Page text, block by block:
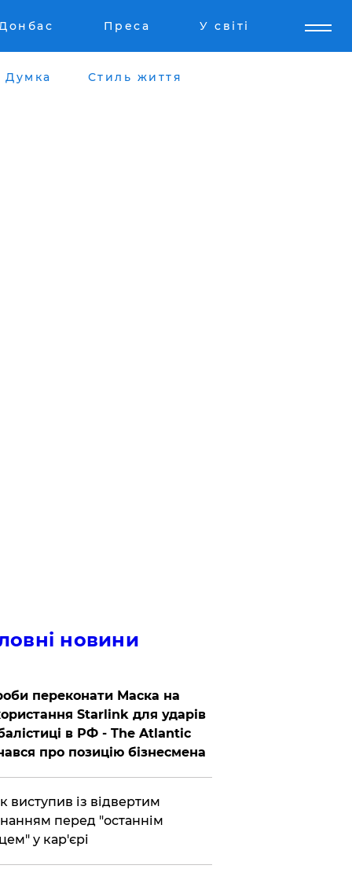
Преса У світі
Думка Стиль життя
новини
переконати Маска на
Starlink для ударів
в РФ - The Atlantic
про позицію бізнесмена
виступив із відвертим
перед "останнім
у кар'єрі